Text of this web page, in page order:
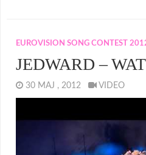
EUROVISION SONG CONTEST
JEDWARD –
30 MAJ , 2012 VIDEO